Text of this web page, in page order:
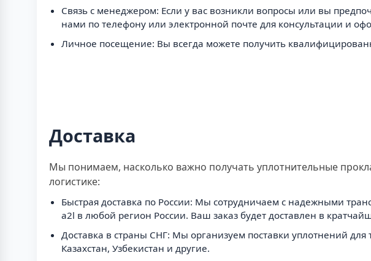
Связь с менеджером: Если у вас возникли вопросы или вы
нами по телефону или электронной почте для консультации и
Личное посещение: Вы всегда можете получить
Доставка
Мы понимаем, насколько важно получать уплотнительные
логистике:
Быстрая доставка по России: Мы сотрудничаем с надежными
a2l в любой регион России. Ваш заказ будет доставлен в
Доставка в страны СНГ: Мы организуем поставки уплотнений
Казахстан, Узбекистан и другие.